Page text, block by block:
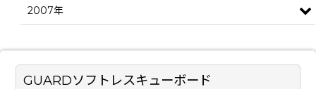
GUARDソフトレスキューボード
2007年